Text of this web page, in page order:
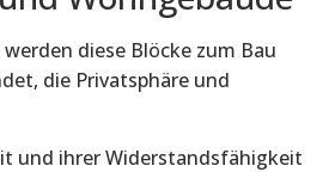
diese Blöcke zum Bau
die Privatsphäre und
und ihrer Widerstandsfähigkeit